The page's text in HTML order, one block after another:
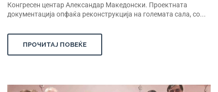
Конгресен центар Александар Македонски. Проектната
документација опфаќа реконструкција на големата сала, со...
ПРОЧИТАЈ ПОВЕЌЕ